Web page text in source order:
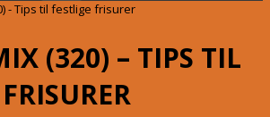
- Tips til festlige frisurer
(320) – TIPS TIL